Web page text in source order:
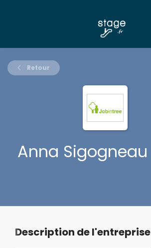
Retour
Anna Sigogneau
Description de l'entreprise